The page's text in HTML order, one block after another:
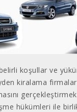
koşullar ve
kiralama
hükümleri ile